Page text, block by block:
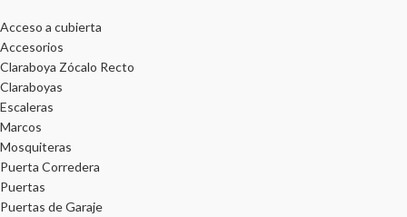
Acceso a cubierta
Accesorios
Claraboya Zócalo Recto
Claraboyas
Escaleras
Marcos
Mosquiteras
Puerta Corredera
Puertas
Puertas de Garaje